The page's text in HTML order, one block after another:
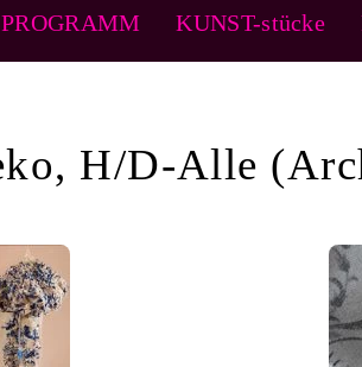
PROGRAMM KUNST-stücke
H/D-Alle